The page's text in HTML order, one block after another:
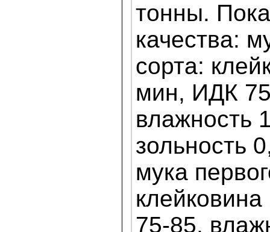
тонны.
качества:
сорта:
мин, ИДК
влажность
зольность
мука
75-85,